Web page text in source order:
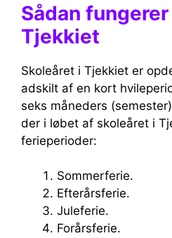
Sådan
Tjekkiet
Skoleåret i Tjekkiet er
adskilt af en kort
seks måneders
der i løbet af skoleåret i
ferieperioder:
Sommerferie.
Efterårsferie.
juleferie.
Forårsferie.